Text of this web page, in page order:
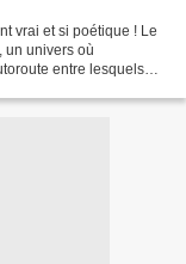
vrai et si poétique ! Le
un univers où
entre lesquels